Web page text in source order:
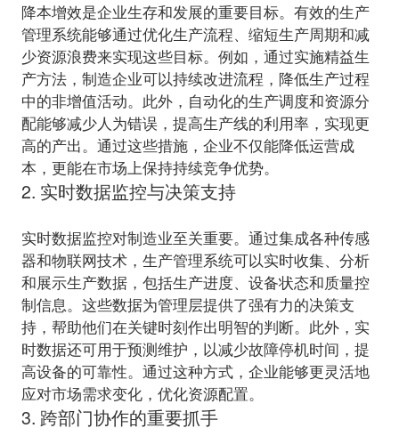
降本增效是企业生存和发展的重要目标。有效的生产
管理系统能够通过优化生产流程、缩短生产周期和减
少资源浪费来实现这些目标。例如，通过实施精益生
产方法，制造企业可以持续改进流程，降低生产过程
中的非增值活动。此外，自动化的生产调度和资源分
配能够减少人为错误，提高生产线的利用率，实现更
高的产出。通过这些措施，企业不仅能降低运营成
本，更能在市场上保持持续竞争优势。
2. 实时数据监控与决策支持
实时数据监控对制造业至关重要。通过集成各种传感
器和物联网技术，生产管理系统可以实时收集、分析
和展示生产数据，包括生产进度、设备状态和质量控
制信息。这些数据为管理层提供了强有力的决策支
持，帮助他们在关键时刻作出明智的判断。此外，实
时数据还可用于预测维护，以减少故障停机时间，提
高设备的可靠性。通过这种方式，企业能够更灵活地
应对市场需求变化，优化资源配置。
3. 跨部门协作的重要抓手